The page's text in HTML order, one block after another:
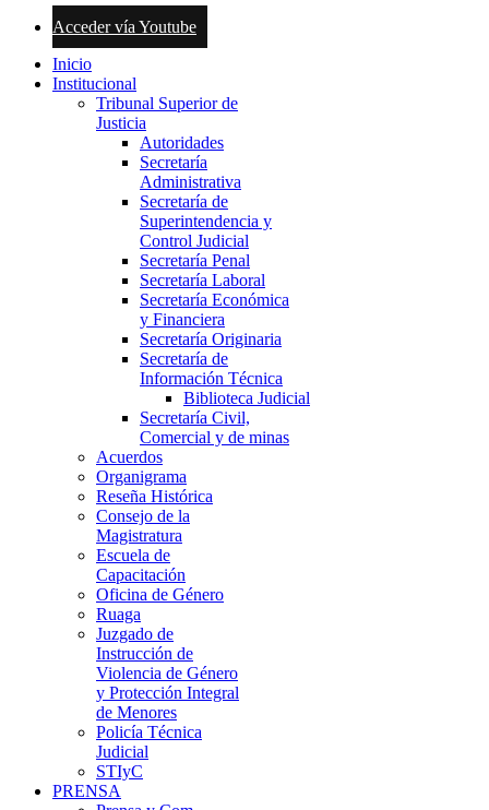
Acceder vía Youtube
Inicio
Institucional
Tribunal Superior de
Justicia
Autoridades
Secretaría
Administrativa
Secretaría de
Superintendencia y
Control Judicial
Secretaría Penal
Secretaría Laboral
Secretaría Económica
y Financiera
Secretaría Originaria
Secretaría de
Información Técnica
Biblioteca Judicial
Secretaría Civil,
Comercial y de minas
Acuerdos
Organigrama
Reseña Histórica
Consejo de la
Magistratura
Escuela de
Capacitación
Oficina de Género
Ruaga
Juzgado de
Instrucción de
Violencia de Género
y Protección Integral
de Menores
Policía Técnica
Judicial
STIyC
PRENSA